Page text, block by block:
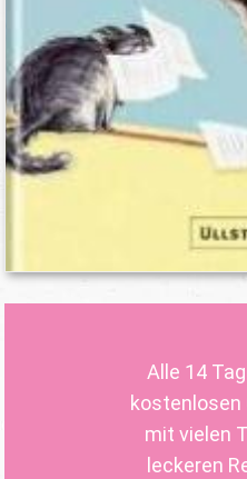
Alle 14
kostenlosen
mit vielen
leckeren